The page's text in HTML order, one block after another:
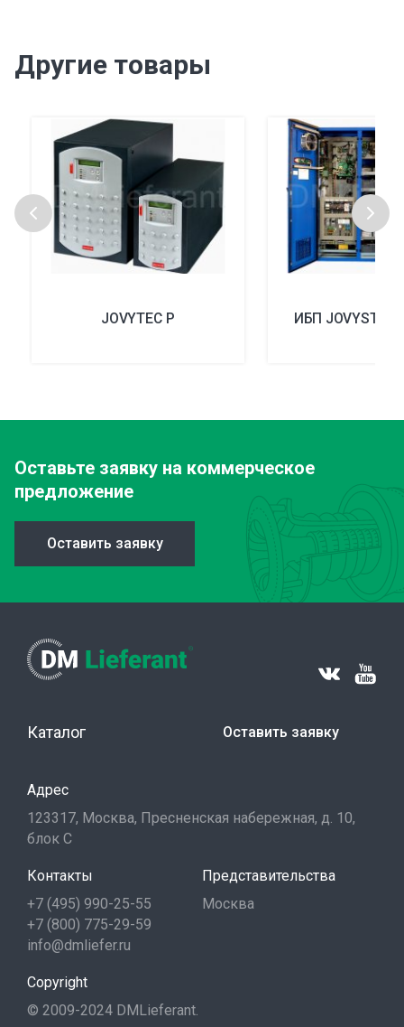
Другие товары
JOVYTEC P ИБП JOVYSTAR
Оставьте заявку на коммерческое
предложение
Оставить заявку
Каталог Оставить заявку
Адрес
123317, Москва, Пресненская набережная, д. 10,
блок С
Контакты
+7 (495) 990-25-55
+7 (800) 775-29-59
info@dmliefer.ru
Представительства
Москва
Copyright
© 2009-2024 DMLieferant.